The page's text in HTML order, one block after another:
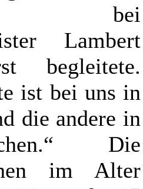
bei
Lambert
begleitete.
ist bei uns in
die andere in
Die
im Alter